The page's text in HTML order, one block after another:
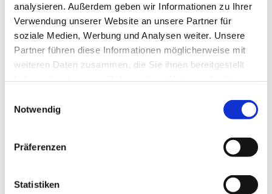
analysieren. Außerdem geben wir Informationen zu Ihrer
Verwendung unserer Website an unsere Partner für
soziale Medien, Werbung und Analysen weiter. Unsere
Partner führen diese Informationen möglicherweise mit
weiteren Daten zusammen, die Sie ihnen bereitgestellt
Notwendig
Präferenzen
Statistiken